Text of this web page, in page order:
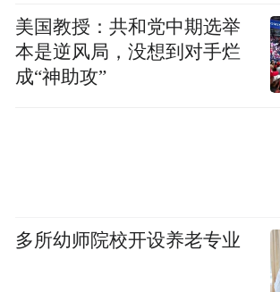
消费品牌创新升级的崭新风貌。
美国教授：共和党中期选举
本是逆风局，没想到对手烂
成“神助攻”
多所幼师院校开设养老专业